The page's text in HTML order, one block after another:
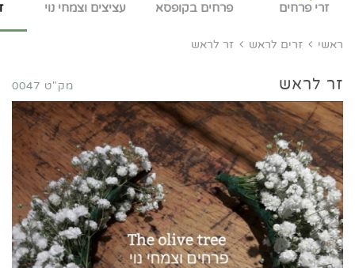
זרי פרחים פרחים בקופסא עציצים וצמחי נוי
ראשי זרים לראש זר לראש
זר לראש מק"ט 0047